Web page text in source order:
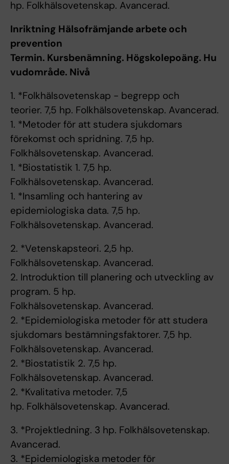
hp. Folkhälsovetenskap. Avancerad.
Inriktning Hälsofrämjande arbete och
prevention
Termin. Kursbenämning. Högskolepoäng. Hu
vudområde. Nivå
1. *Folkhälsovetenskap - begrepp och
teorier. 7,5 hp. Folkhälsovetenskap. Avancerad.
1. *Metoder för att studera sjukdomars
förekomst och spridning. 7,5 hp.
Folkhälsovetenskap. Avancerad.
1. *Biostatistik 1. 7,5 hp.
Folkhälsovetenskap. Avancerad.
1. *Insamling och hantering av
epidemiologiska data. 7,5 hp.
Folkhälsovetenskap. Avancerad.
2. *Vetenskapsteori. 2,5 hp.
Folkhälsovetenskap. Avancerad.
2. Introduktion till planering och utveckling av
program. 5 hp.
Folkhälsovetenskap. Avancerad.
2. *Epidemiologiska metoder för att studera
sjukdomars bestämningsfaktorer. 7,5 hp.
Folkhälsovetenskap. Avancerad.
2. *Biostatistik 2. 7,5 hp.
Folkhälsovetenskap. Avancerad.
2. *Kvalitativa metoder. 7,5
hp. Folkhälsovetenskap. Avancerad.
3. *Projektledning. 3 hp. Folkhälsovetenskap.
Avancerad.
3. *Epidemiologiska metoder för